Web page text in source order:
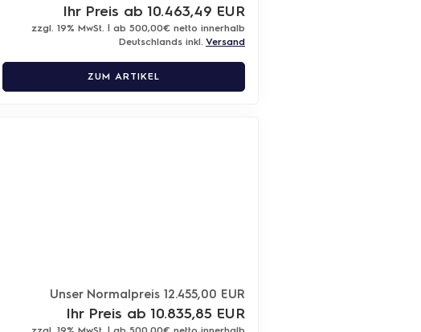
Ihr Preis ab 10.463,49 EUR
zzgl. 19% MwSt. | ab 500,00€ netto innerhalb
Deutschlands inkl. Versand
ZUM ARTIKEL
Unser Normalpreis 12.455,00 EUR
Ihr Preis ab 10.835,85 EUR